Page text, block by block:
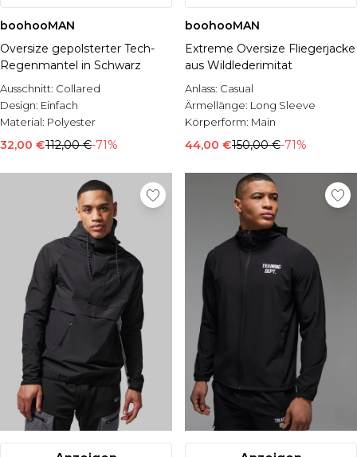
boohooMAN
Oversize gepolsterter Tech-
Regenmantel in Schwarz
Ausschnitt: Collared
Design: Einfach
Material: Polyester
32,00 €112,00 €-71%
boohooMAN
Extreme Oversize Fliegerjacke
aus Wildlederimitat
Anlass: Casual
Ärmellänge: Long Sleeve
Körperform: Main
44,00 €150,00 €-71%